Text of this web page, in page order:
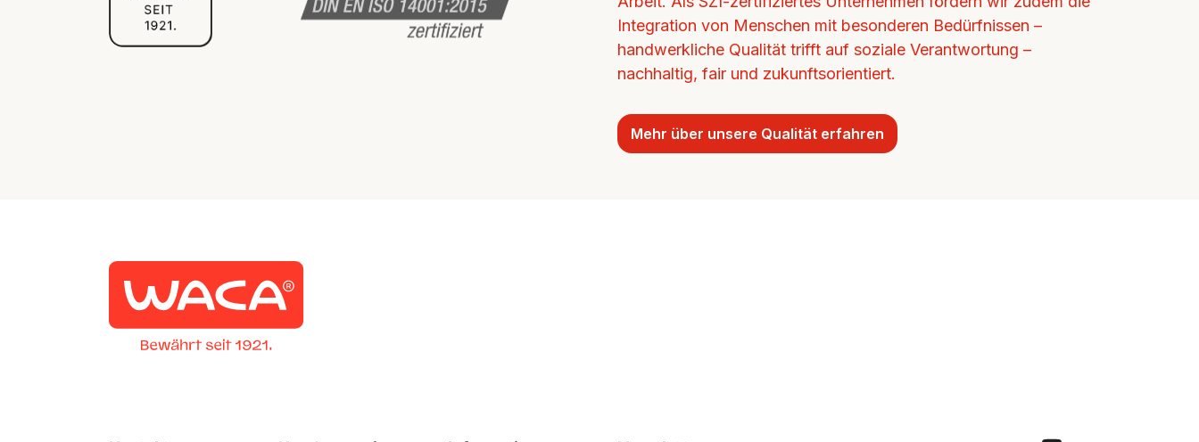
Integration von Menschen mit besonderen Bedürfnissen –
handwerkliche Qualität trifft auf soziale Verantwortung –
nachhaltig, fair und zukunftsorientiert.
Mehr über unsere Qualität erfahren